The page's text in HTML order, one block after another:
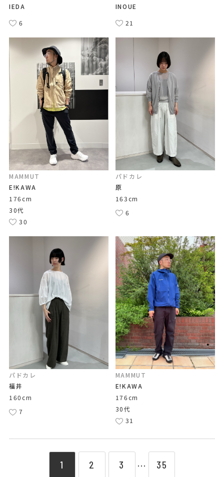
IEDA
6
INOUE
21
MAMMUT
E!KAWA
176cm
30代
30
パドカレ
原
163cm
6
パドカレ
福井
160cm
7
MAMMUT
E!KAWA
176cm
30代
31
1 2 3 ⋯ 35